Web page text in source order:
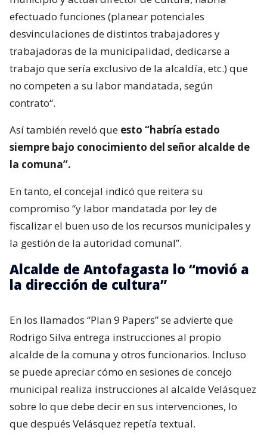
efectuado funciones (planear potenciales
desvinculaciones de distintos trabajadores y
trabajadoras de la municipalidad, dedicarse a
trabajo que sería exclusivo de la alcaldía, etc.) que
no competen a su labor mandatada, según
contrato“.
Así también reveló que esto “habría estado
siempre bajo conocimiento del señor alcalde de
la comuna”.
En tanto, el concejal indicó que reitera su
compromiso “y labor mandatada por ley de
fiscalizar el buen uso de los recursos municipales y
la gestión de la autoridad comunal”.
Alcalde de Antofagasta lo “movió a
la dirección de cultura”
En los llamados “Plan 9 Papers” se advierte que
Rodrigo Silva entrega instrucciones al propio
alcalde de la comuna y otros funcionarios. Incluso
se puede apreciar cómo en sesiones de concejo
municipal realiza instrucciones al alcalde Velásquez
sobre lo que debe decir en sus intervenciones, lo
que después Velásquez repetía textual.